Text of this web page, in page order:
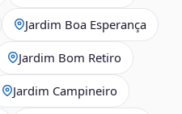
Jardim Boa Esperança
Jardim Bom Retiro
Jardim Campineiro